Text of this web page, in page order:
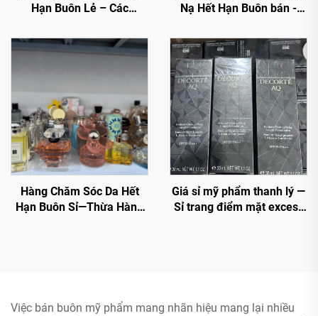
Hạn Buôn Lẻ – Các
Giá Giảm Cho Thương Mại
Điện Tử Và Nhà Bán Lẻ
Nạ Hết Hạn Buôn bán -
Premium Với Giá Không
Thể Đánh Bại
Hàng Chăm Sóc Da Hết
Hạn Buôn Sỉ—Thừa Hàng
Giá sỉ mỹ phẩm thanh lý —
Sỉ trang điểm mặt excess
Việc bán buôn mỹ phẩm mang nhãn hiệu mang lại nhiều